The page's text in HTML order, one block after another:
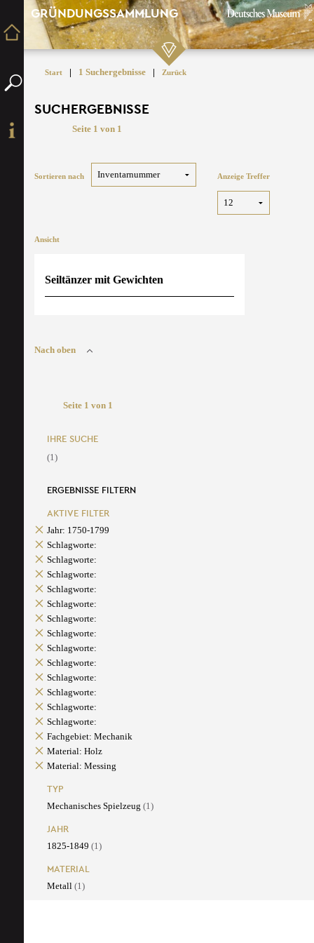
GRÜNDUNGSSAMMLUNG
Start | 1 Suchergebnisse | Zurück
SUCHERGEBNISSE
Seite 1 von 1
Sortieren nach Anzeige Treffer
Ansicht
Seiltänzer mit Gewichten
Nach oben
Seite 1 von 1
IHRE SUCHE
(1)
ERGEBNISSE FILTERN
AKTIVE FILTER
Jahr: 1750-1799
Schlagworte:
Schlagworte:
Schlagworte:
Schlagworte:
Schlagworte:
Schlagworte:
Schlagworte:
Schlagworte:
Schlagworte:
Schlagworte:
Schlagworte:
Schlagworte:
Schlagworte:
Fachgebiet: Mechanik
Material: Holz
Material: Messing
TYP
Mechanisches Spielzeug (1)
JAHR
1825-1849 (1)
MATERIAL
Metall (1)